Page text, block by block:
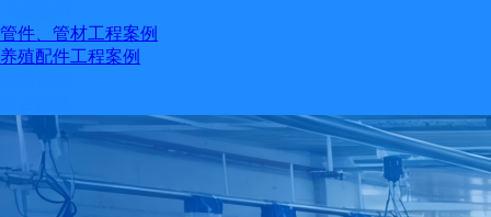
管件、管材工程案例
养殖配件工程案例